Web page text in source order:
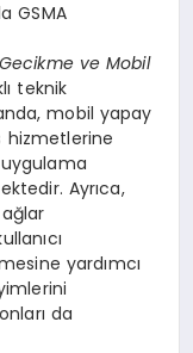
GSMA
ve Mobil
teknik
mobil yapay
hizmetlerine
Ayrıca,
yardımcı
da